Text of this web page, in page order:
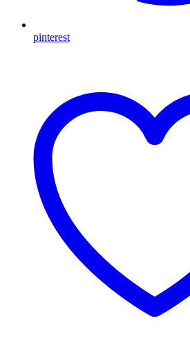
pinterest